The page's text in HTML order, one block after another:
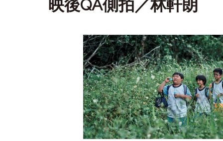
映後QA側拍／林軒朗